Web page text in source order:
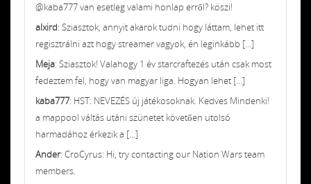
@kaba777 van esetleg valami honlap erről? köszi!
alxird: Sziasztok, annyit akarok tudni hogy láttam, lehet itt
regisztrálni azt hogy streamer vagyok, én leginkább [...]
Meja: Sziasztok! Valahogy 1 év starcraftezés után csak most
fedeztem fel, hogy van magyar liga. Hogyan lehet [...]
kaba777: HST: NEVEZÉS új játékosoknak. Kedves Mindenki!
a mappool váltás utáni szünetet követően utolsó
harmadához érkezik a [...]
Ander: CroCyrus: Hi, try contacting our Nation Wars team
members.